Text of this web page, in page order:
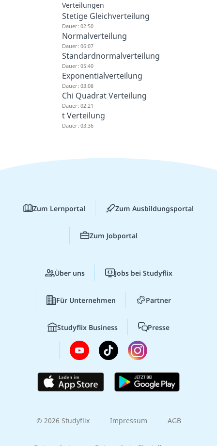
Verteilungen
Stetige Gleichverteilung
Dauer: 02:50
Normalverteilung
Dauer: 06:07
Standardnormalverteilung
Dauer: 05:40
Exponentialverteilung
Dauer: 03:08
Chi Quadrat Verteilung
Dauer: 02:21
t Verteilung
Dauer: 03:36
Zum Lernportal Zum Ausbildungsportal
Zum Jobportal
Über uns Jobs bei Studyflix
Für Unternehmen Partner
Studyflix Business Presse
© 2026 Studyflix Impressum AGB